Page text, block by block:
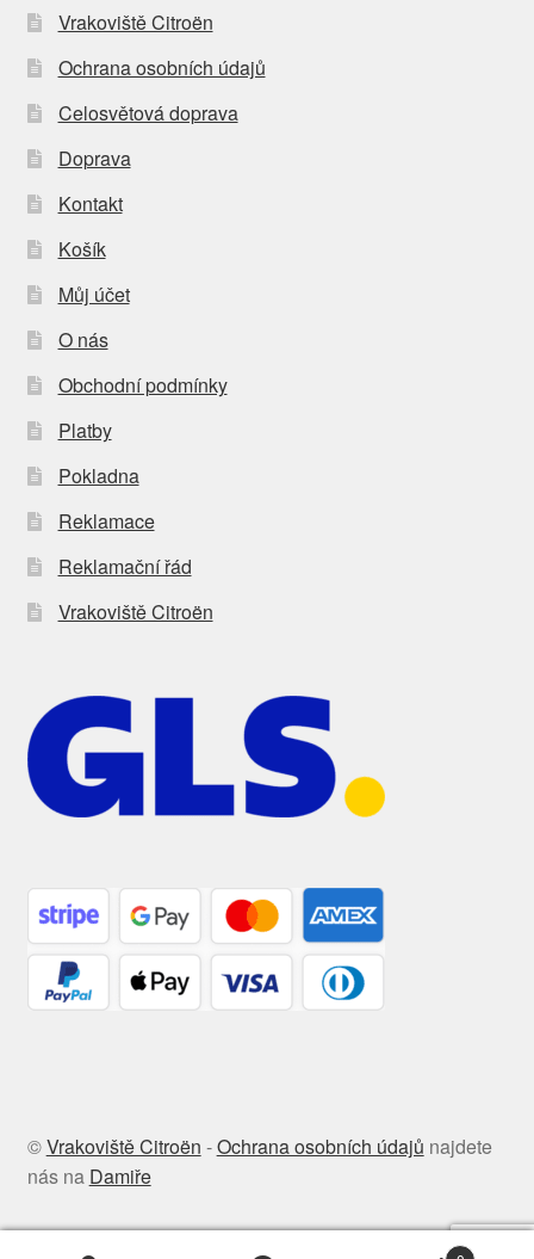
Vrakoviště Citroën
Ochrana osobních údajů
Celosvětová doprava
Doprava
Kontakt
Košík
Můj účet
O nás
Obchodní podmínky
Platby
Pokladna
Reklamace
Reklamační řád
Vrakoviště Citroën
©Vrakoviště Citroën -Ochrana osobních údajů najdete
nás na Damiře